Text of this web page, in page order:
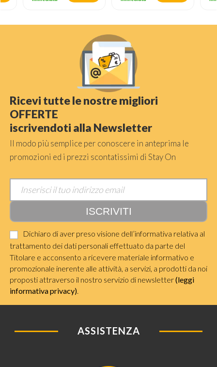
Ricevi tutte le nostre migliori
OFFERTE
iscrivendoti alla Newsletter
Il modo più semplice per conoscere in anteprima le
promozioni ed i prezzi scontatissimi di Stay On
Dichiaro di aver preso visione dell’informativa relativa al
trattamento dei dati personali effettuato da parte del
Titolare e acconsento a ricevere materiale informativo e
promozionale inerente alle attività, a servizi, a prodotti da noi
proposti attraverso il nostro servizio di newsletter(leggi
informativa privacy).
ASSISTENZA